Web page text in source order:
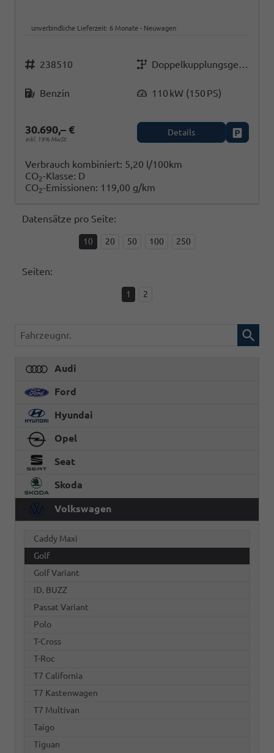
unverbindliche Lieferzeit: 6 Monate Neuwagen
Fahrzeugnr.
238510
Getriebe
Benzin 110 kW (150 PS)
30.690,– €
inkl. 19% MwSt.
Details
Verbrauch kombiniert: 5,20 l/100km
CO2-Klasse: D
CO2-Emissionen: 119,00 g/km
Datensätze pro Seite:
10 20 50 100 250
Seiten:
1 2
Fahrzeugnr.
Audi
Ford
Hyundai
Opel
Seat
Skoda
Volkswagen
Caddy Maxi
Golf
Golf Variant
ID. BUZZ
Passat Variant
Polo
T-Cross
T-Roc
T7 California
T7 Kastenwagen
T7 Multivan
Taigo
Tiguan